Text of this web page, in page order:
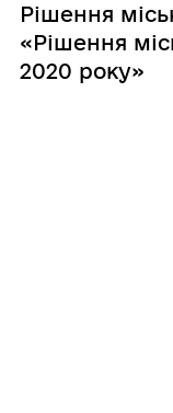
Рішення
«Рішення
2020 року»